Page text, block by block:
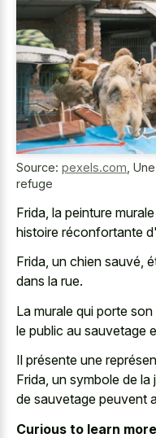
Source: pexels.com
refuge
Frida, la peinture
histoire réconfortante
Frida, un chien sauvé,
dans la rue.
La murale qui porte
le public au sauvetage
Il présente une
Frida, un symbole de
de sauvetage peuvent
Curious to learn